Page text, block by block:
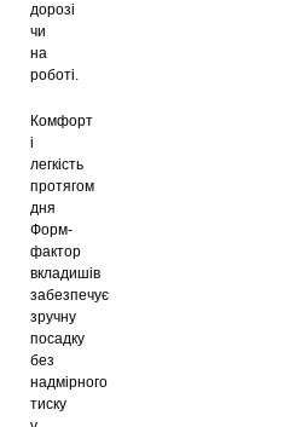
дорозі
чи
на
роботі.
Комфорт
і
легкість
протягом
дня
Форм-
фактор
вкладишів
забезпечує
зручну
посадку
без
надмірного
тиску